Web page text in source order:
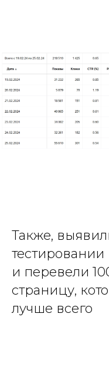
Также,
и перевели
страницу,
лучше всего